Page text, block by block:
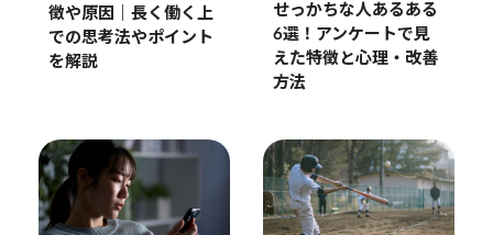
徴や原因｜長く働く上
での思考法やポイント
を解説
せっかちな人あるある
6選！アンケートで見
えた特徴と心理・改善
方法